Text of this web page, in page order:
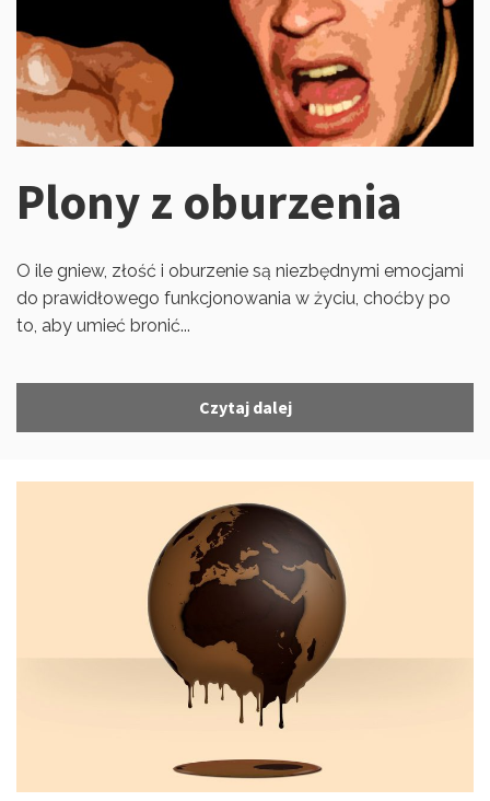
Plony z oburzenia
O ile gniew, złość i oburzenie są niezbędnymi emocjami
do prawidłowego funkcjonowania w życiu, choćby po
to, aby umieć bronić...
Czytaj dalej